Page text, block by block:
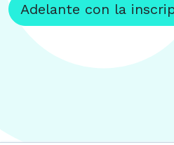
Adelante con la